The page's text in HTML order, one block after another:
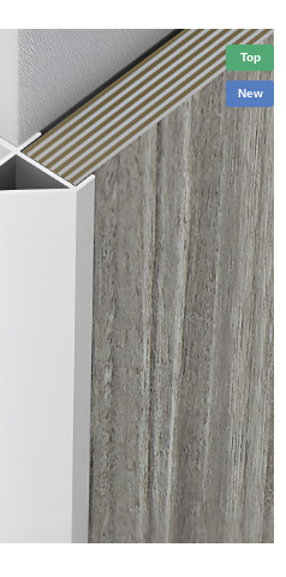
Top
New